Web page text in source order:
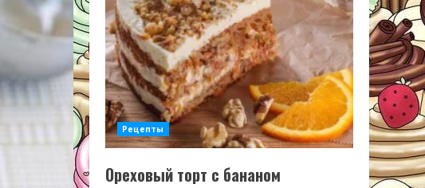
Рецепты
Ореховый торт с бананом